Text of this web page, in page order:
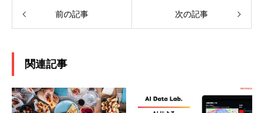
前の記事 次の記事
関連記事